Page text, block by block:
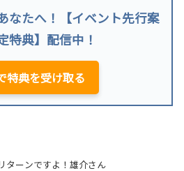
なたへ！【イベント先行案
特典】配信中！
特典を受け取る
リターンですよ！雄介さん